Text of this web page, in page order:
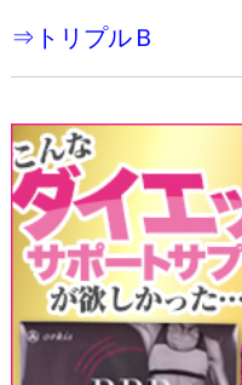
⇒トリプルＢ